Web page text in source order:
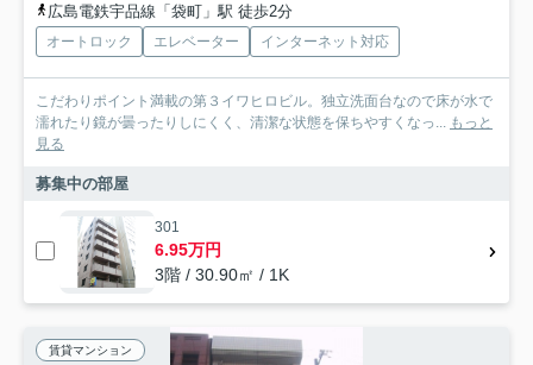
広島電鉄宇品線「袋町」駅 徒歩2分
オートロック エレベーター インターネット対応
こだわりポイント満載の第３イワヒロビル。独立洗面台なので床が水で
濡れたり鏡が曇ったりしにくく、清潔な状態を保ちやすくなっ... もっと
見る
募集中の部屋
301
6.95万円
3階 / 30.90㎡ / 1K
賃貸マンション